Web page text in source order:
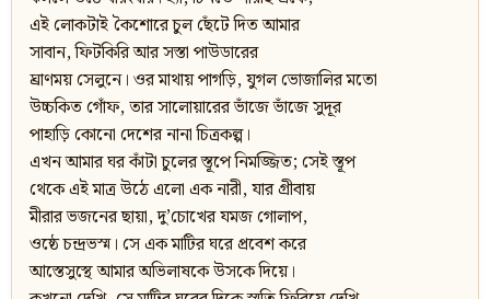
এই লোকটাই কৈশোরে চুল ছেঁটে দিত আমার
সাবান, ফিটকিরি আর সস্তা পাউডারের
ঘ্রাণময় সেলুনে। ওর মাথায় পাগড়ি, যুগল ভোজালির মতো
উচ্চকিত গোঁফ, তার সালোয়ারের ভাঁজে ভাঁজে সুদূর
পাহাড়ি কোনো দেশের নানা চিত্রকল্প।
এখন আমার ঘর কাঁটা চুলের স্তূপে নিমজ্জিত; সেই স্তূপ
থেকে এই মাত্র উঠে এলো এক নারী, যার গ্রীবায়
মীরার ভজনের ছায়া, দু’চোখের যমজ গোলাপ,
ওষ্ঠে চন্দ্রভস্ম। সে এক মাটির ঘরে প্রবেশ করে
আস্তেসুস্থে আমার অভিলাষকে উসকে দিয়ে।